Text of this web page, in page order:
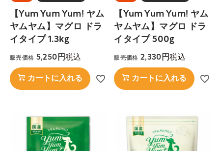
【Yum Yum Yum! ヤム
ヤムヤム】マグロ ドラ
イタイプ 1.3kg
販売価格 5,250 税込
カートに入れる
【Yum Yum Yum! ヤム
ヤムヤム】マグロ ドラ
イタイプ 500g
販売価格 2,330 税込
カートに入れる